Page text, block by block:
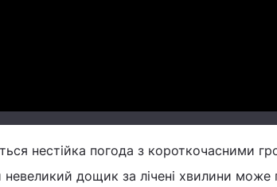
нестійка погода з короткочасними
невеликий дощик за лічені хвилини може